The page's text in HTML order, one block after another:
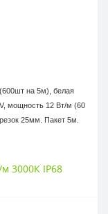
на 5м), белая
мощность 12 Вт/м (60
25мм. Пакет 5м.
м 3000К IP68